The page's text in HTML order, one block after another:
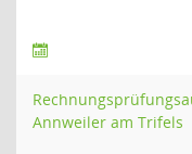
Annweiler am Trifels